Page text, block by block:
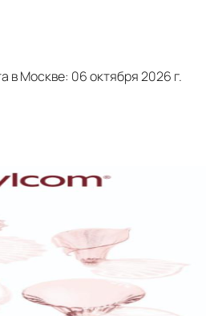
выгрузка
с применением
и техники
и устанавливают его в
материала
— полная
от тары и упаковки
в Москве: 06 октября 2026 г.